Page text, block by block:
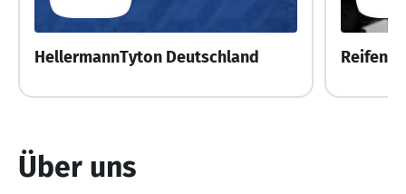
HellermannTyton Deutschland
Über uns